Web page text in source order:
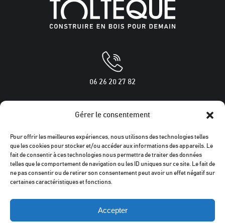
Gérer le consentement
Pour offrir les meilleures expériences, nous utilisons des technologies telles
que les cookies pour stocker et/ou accéder aux informations des appareils. Le
fait de consentir à ces technologies nous permettra de traiter des données
telles que le comportement de navigation ou les ID uniques sur ce site. Le fait de
ne pas consentir ou de retirer son consentement peut avoir un effet négatif sur
certaines caractéristiques et fonctions.
Accepter
06 26 20 27 82
250 rue des chênes verts
34160 BOISSERON